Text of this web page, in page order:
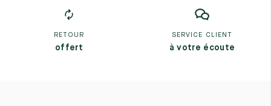
RETOUR
offert
SERVICE CLIENT
à votre écoute